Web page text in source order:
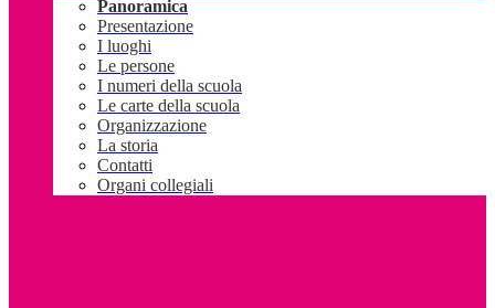
Panoramica
Presentazione
I luoghi
Le persone
I numeri della scuola
Le carte della scuola
Organizzazione
La storia
Contatti
Organi collegiali